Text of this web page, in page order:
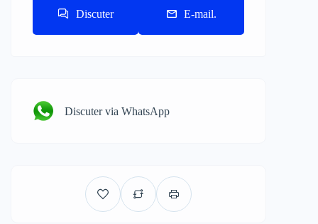
Discuter E-mail.
Discuter via WhatsApp